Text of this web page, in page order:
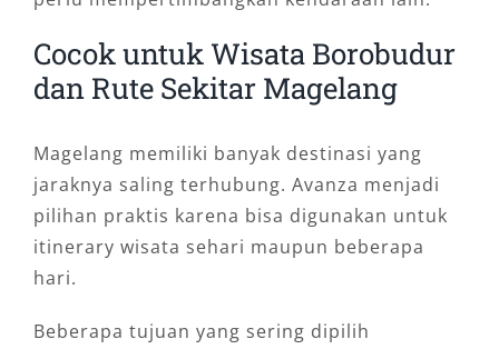
Cocok untuk Wisata Borobudur
dan Rute Sekitar Magelang
Magelang memiliki banyak destinasi yang
jaraknya saling terhubung. Avanza menjadi
pilihan praktis karena bisa digunakan untuk
itinerary wisata sehari maupun beberapa
hari.
Beberapa tujuan yang sering dipilih